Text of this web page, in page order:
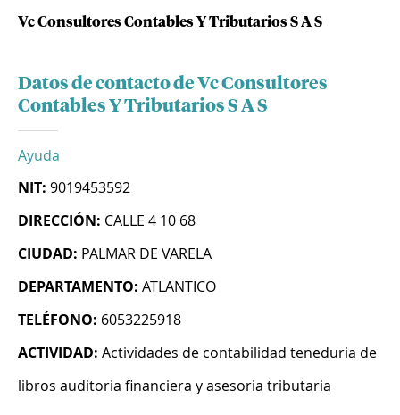
Vc Consultores Contables Y Tributarios S A S
Datos de contacto de Vc Consultores
Contables Y Tributarios S A S
Ayuda
NIT: 9019453592
DIRECCIÓN: CALLE 4 10 68
CIUDAD: PALMAR DE VARELA
DEPARTAMENTO: ATLANTICO
TELÉFONO: 6053225918
ACTIVIDAD: Actividades de contabilidad teneduria de
libros auditoria financiera y asesoria tributaria